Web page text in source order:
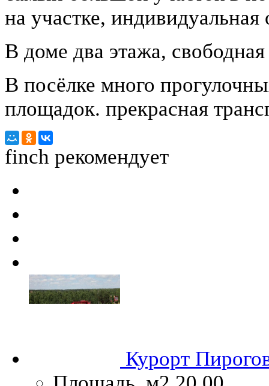
на участке, индивидуальная
В доме два этажа,
В посёлке много
площадок. прекрасная
finch рекомендует
Курорт